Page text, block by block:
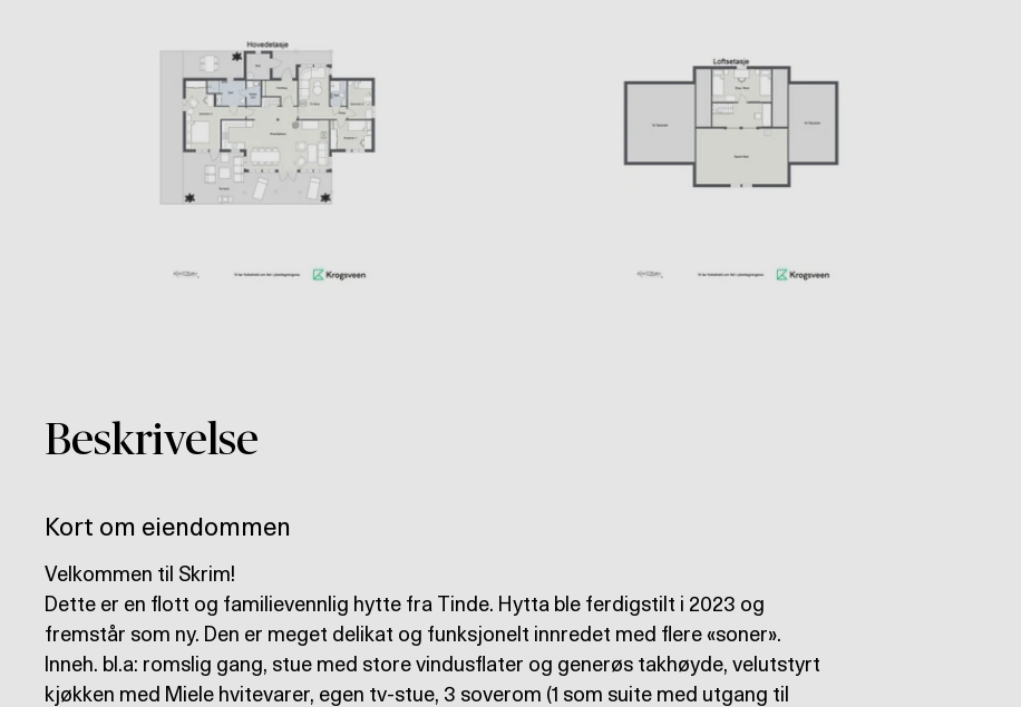
Beskrivelse
Kort om eiendommen
Velkommen til Skrim!
Dette er en flott og familievennlig hytte fra Tinde. Hytta ble ferdigstilt i 2023 og
fremstår som ny. Den er meget delikat og funksjonelt innredet med flere «soner».
Inneh. bl.a: romslig gang, stue med store vindusflater og generøs takhøyde, velutstyrt
kjøkken med Miele hvitevarer, egen tv-stue, 3 soverom (1 som suite med utgang til